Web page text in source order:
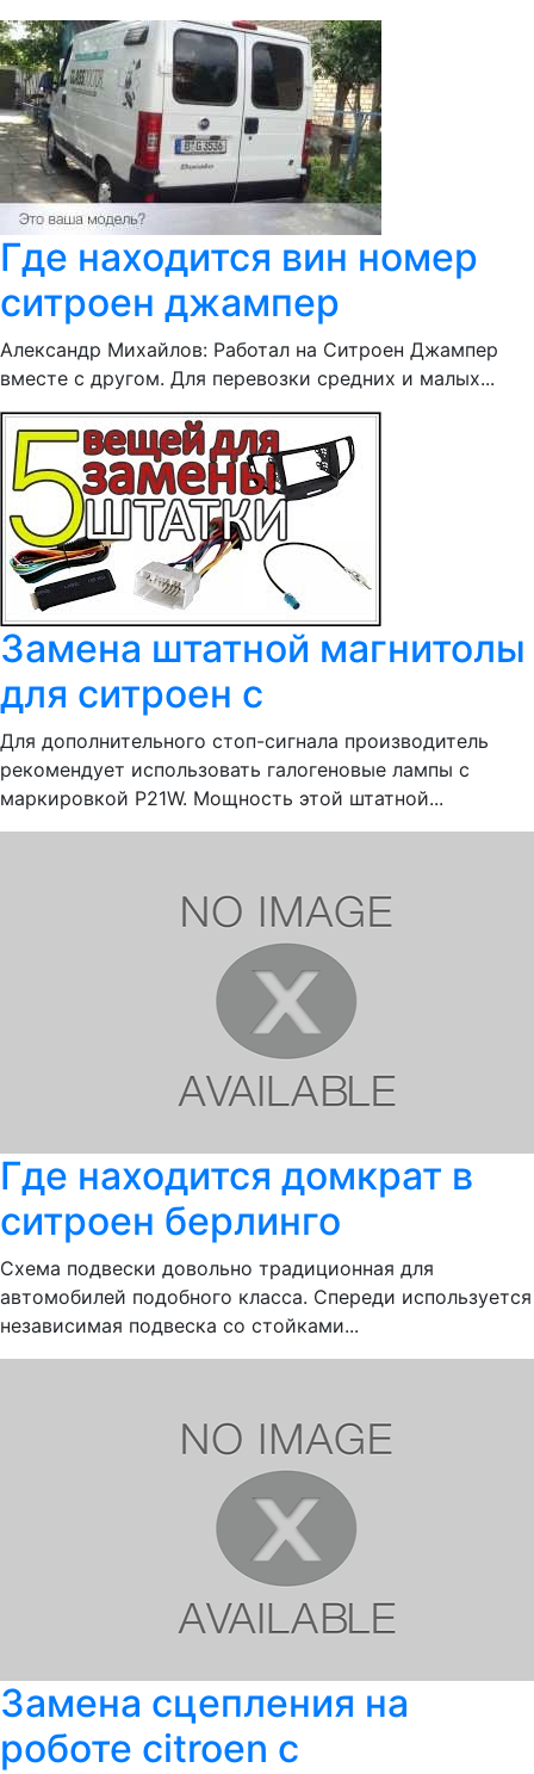
Где находится вин номер
ситроен джампер
Александр Михайлов: Работал на Ситроен Джампер
вместе с другом. Для перевозки средних и малых...
Замена штатной магнитолы
для ситроен с
Для дополнительного стоп-сигнала производитель
рекомендует использовать галогеновые лампы с
маркировкой P21W. Мощность этой штатной...
Где находится домкрат в
ситроен берлинго
Схема подвески довольно традиционная для
автомобилей подобного класса. Спереди используется
независимая подвеска со стойками...
Замена сцепления на
роботе citroen c